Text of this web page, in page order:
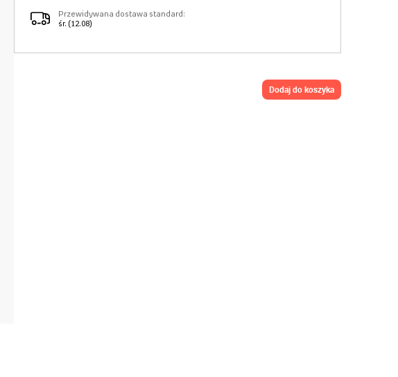
Przewidywana dostawa standard:
śr. (12.08)
dodaj do koszyka